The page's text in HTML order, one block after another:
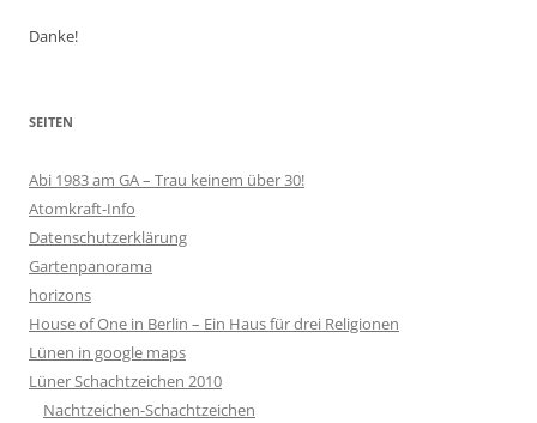
Danke!
SEITEN
Abi 1983 am GA – Trau keinem über 30!
Atomkraft-Info
Datenschutzerklärung
Gartenpanorama
horizons
House of One in Berlin – Ein Haus für drei Religionen
Lünen in google maps
Lüner Schachtzeichen 2010
Nachtzeichen-Schachtzeichen